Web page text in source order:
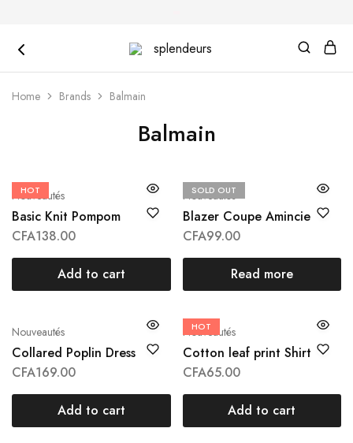
splendeurs
Home Brands Balmain
Balmain
HOT
Nouveautés
Basic Knit Pompom
CFA138.00
Add to cart
SOLD OUT
Nouveautés
Blazer Coupe Amincie
CFA99.00
Read more
Nouveautés
Collared Poplin Dress
CFA169.00
Add to cart
HOT
Nouveautés
Cotton leaf print Shirt
CFA65.00
Add to cart